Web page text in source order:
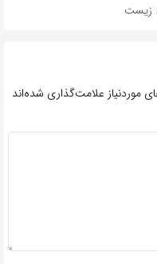
زیست
موردنیاز علامت‌گذاری شده‌اند